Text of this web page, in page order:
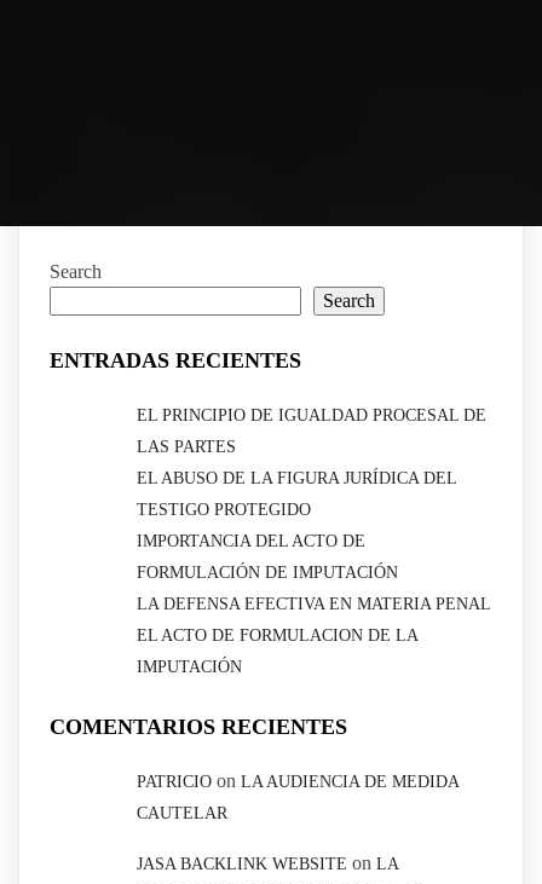
Search
Search
ENTRADAS RECIENTES
EL PRINCIPIO DE IGUALDAD PROCESAL DE
LAS PARTES
EL ABUSO DE LA FIGURA JURÍDICA DEL
TESTIGO PROTEGIDO
IMPORTANCIA DEL ACTO DE
FORMULACIÓN DE IMPUTACIÓN
LA DEFENSA EFECTIVA EN MATERIA PENAL
EL ACTO DE FORMULACION DE LA
IMPUTACIÓN
COMENTARIOS RECIENTES
PATRICIO on LA AUDIENCIA DE MEDIDA
CAUTELAR
JASA BACKLINK WEBSITE on LA